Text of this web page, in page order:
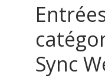
Sync